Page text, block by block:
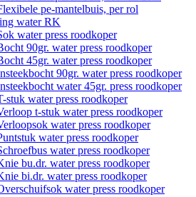
pe-mantelbuis, per rol
water RK
water press roodkoper
90gr. water press roodkoper
45gr. water press roodkoper
90gr. water press roodkoper
water 45gr. press roodkoper
stuk water press roodkoper
t-stuk water press roodkoper
water press roodkoper
water press roodkoper
water press roodkoper
bu.dr. water press roodkoper
bi.dr. water press roodkoper
water press roodkoper